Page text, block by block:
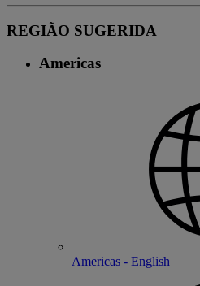
REGIÃO SUGERIDA
Americas
Americas - English